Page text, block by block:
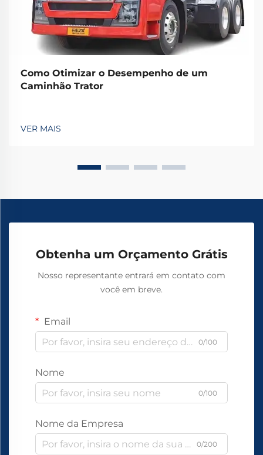
Como Otimizar o Desempenho de um
Caminhão Trator
VER MAIS
Obtenha um Orçamento Grátis
Nosso representante entrará em contato com
você em breve.
Email
0/100
Nome
0/100
Nome da Empresa
0/200